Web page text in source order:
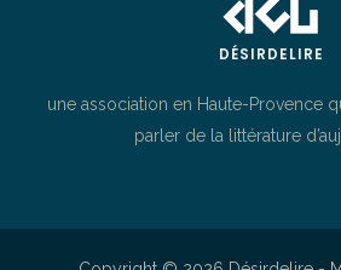
DÉSIRDELIRE
une association en Haute-Provence
parler de la littérature